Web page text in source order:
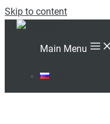
Skip to content
Main Menu